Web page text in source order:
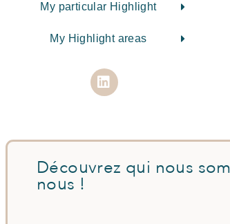
My particular Highlight
My Highlight areas
Découvrez qui nous
nous !